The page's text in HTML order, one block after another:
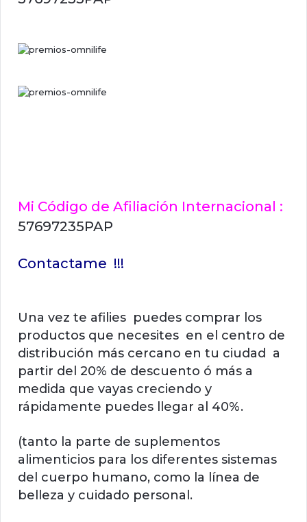
Mi Código de Afiliación Internacional :
57697235PAP
Contactame !!!
Una vez te afilies puedes comprar los
productos que necesites en el centro de
distribución más cercano en tu ciudad a
partir del 20% de descuento ó más a
medida que vayas creciendo y
rápidamente puedes llegar al 40%.
(tanto la parte de suplementos
alimenticios para los diferentes sistemas
del cuerpo humano, como la línea de
belleza y cuidado personal.